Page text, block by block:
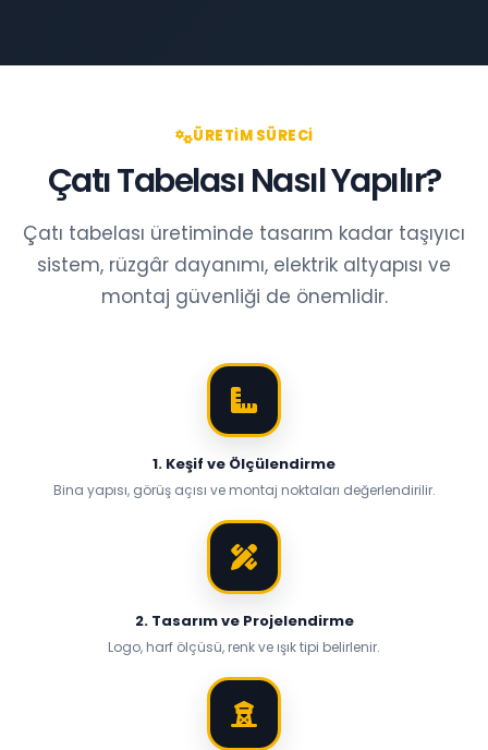
ÜRETIM SÜRECI
Çatı Tabelası Nasıl Yapılır?
Çatı tabelası üretiminde tasarım kadar taşıyıcı
sistem, rüzgâr dayanımı, elektrik altyapısı ve
montaj güvenliği de önemlidir.
1. Keşif ve Ölçülendirme
Bina yapısı, görüş açısı ve montaj noktaları değerlendirilir.
2. Tasarım ve Projelendirme
Logo, harf ölçüsü, renk ve ışık tipi belirlenir.